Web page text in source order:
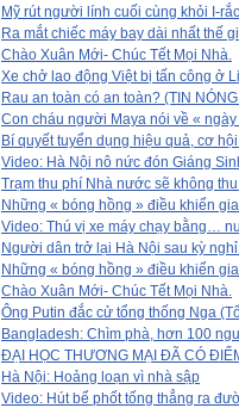
Mỹ rút người lính cuối cùng khỏi I-
Ra mắt chiếc máy bay dài nhất thế
Chào Xuân Mới- Chúc Tết Mọi Nhà.
Xe chở lao động Việt bị tấn công ở
Rau an toàn có an toàn? (TIN
Con cháu người Maya nói về «
Bí quyết tuyển dụng hiệu quả, cơ
Video: Hà Nội nô nức đón Giáng
Trạm thu phí Nhà nước sẽ không
Những « bóng hồng » điều khiển
Video: Thú vị xe máy chạy bằng…
Người dân trở lại Hà Nội sau kỳ
Những « bóng hồng » điều khiển
Chào Xuân Mới- Chúc Tết Mọi Nhà.
Ông Putin đắc cử tổng thống Nga
Bangladesh: Chìm phà, hơn 100
ĐẠI HỌC THƯƠNG MẠI ĐÃ CÓ
Hà Nội: Hoảng loạn vì nhà sập
Video: Hút bể phốt tống thẳng ra